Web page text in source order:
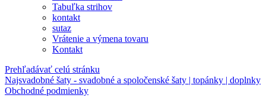
Tabuľka strihov
kontakt
sutaz
Vrátenie a výmena tovaru
Kontakt
Prehľadávať celú stránku
Najsvadobné šaty - svadobné a spoločenské šaty | topánky | doplnky
Obchodné podmienky